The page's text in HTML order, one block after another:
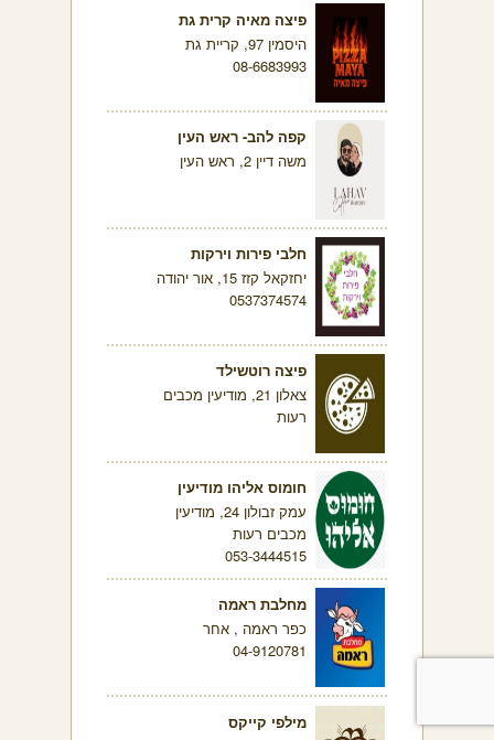
פיצה מאיה קרית גת
היסמין 97, קריית גת
08-6683993
קפה להב- ראש העין
משה דיין 2, ראש העין
חלבי פירות וירקות
יחזקאל קזז 15, אור יהודה
0537374574
פיצה רוטשילד
צאלון 21, מודיעין מכבים
רעות
חומוס אליהו מודיעין
עמק זבולון 24, מודיעין
מכבים רעות
053-3444515
מחלבת ראמה
כפר ראמה , אחר
04-9120781
מילפי קייקס